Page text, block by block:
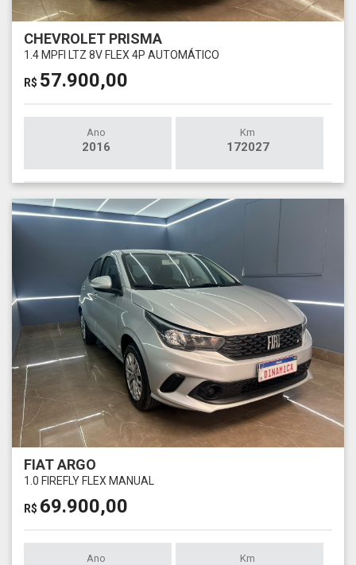
CHEVROLET PRISMA
1.4 MPFI LTZ 8V FLEX 4P AUTOMÁTICO
R$ 57.900,00
Ano
2016
Km
172027
FIAT ARGO
1.0 FIREFLY FLEX MANUAL
R$ 69.900,00
Ano Km